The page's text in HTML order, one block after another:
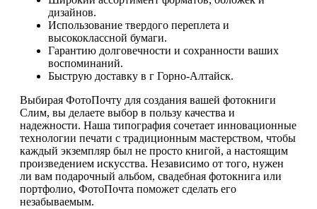
дизайнов.
Использование твердого переплета и
высококлассной бумаги.
Гарантию долговечности и сохранности ваших
воспоминаний.
Быструю доставку в г Горно-Алтайск.
Выбирая ФотоПочту для создания вашей фотокниги
Слим, вы делаете выбор в пользу качества и
надежности. Наша типография сочетает инновационные
технологии печати с традиционным мастерством, чтобы
каждый экземпляр был не просто книгой, а настоящим
произведением искусства. Независимо от того, нужен
ли вам подарочный альбом, свадебная фотокнига или
портфолио, ФотоПочта поможет сделать его
незабываемым.